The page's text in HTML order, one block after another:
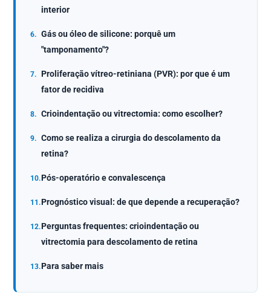
interior
Gás ou óleo de silicone: porquê um
"tamponamento"?
Proliferação vítreo-retiniana (PVR): por que é um
fator de recidiva
Crioindentação ou vitrectomia: como escolher?
Como se realiza a cirurgia do descolamento da
retina?
Pós-operatório e convalescença
Prognóstico visual: de que depende a recuperação?
Perguntas frequentes: crioindentação ou
vitrectomia para descolamento de retina
Para saber mais